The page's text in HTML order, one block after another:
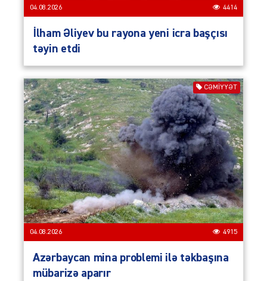
04.08.2026 4414
İlham Əliyev bu rayona yeni icra başçısı
təyin etdi
CƏMIYYƏT
04.08.2026 4915
Azərbaycan mina problemi ilə təkbaşına
mübarizə aparır